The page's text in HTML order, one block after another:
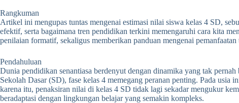
Rangkuman
Artikel ini mengupas tuntas mengenai estimasi nilai siswa kelas 4 SD,
efektif, serta bagaimana tren pendidikan terkini memengaruhi cara kita
penilaian formatif, sekaligus memberikan panduan mengenai
Pendahuluan
Dunia pendidikan senantiasa berdenyut dengan dinamika yang tak
Sekolah Dasar (SD), fase kelas 4 memegang peranan penting. Pada
karena itu, penaksiran nilai di kelas 4 SD tidak lagi sekadar mengukur
beradaptasi dengan lingkungan belajar yang semakin kompleks.